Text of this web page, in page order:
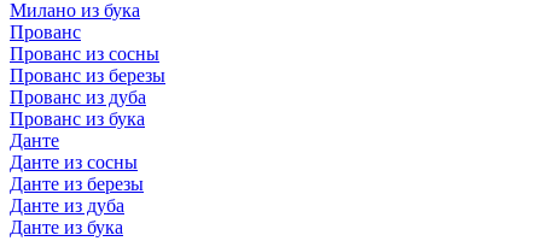
Милано из бука
Прованс
Прованс из сосны
Прованс из березы
Прованс из дуба
Прованс из бука
Данте
Данте из сосны
Данте из березы
Данте из дуба
Данте из бука